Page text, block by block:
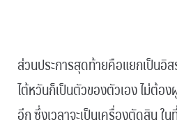
ส่วนประการสุดท้ายคือแยกเป็นอิส
ไต้หวันก็เป็นตัวของตัวเอง ไม่ต้
อีก ซึ่งเวลาจะเป็นเครื่องตัดสิน